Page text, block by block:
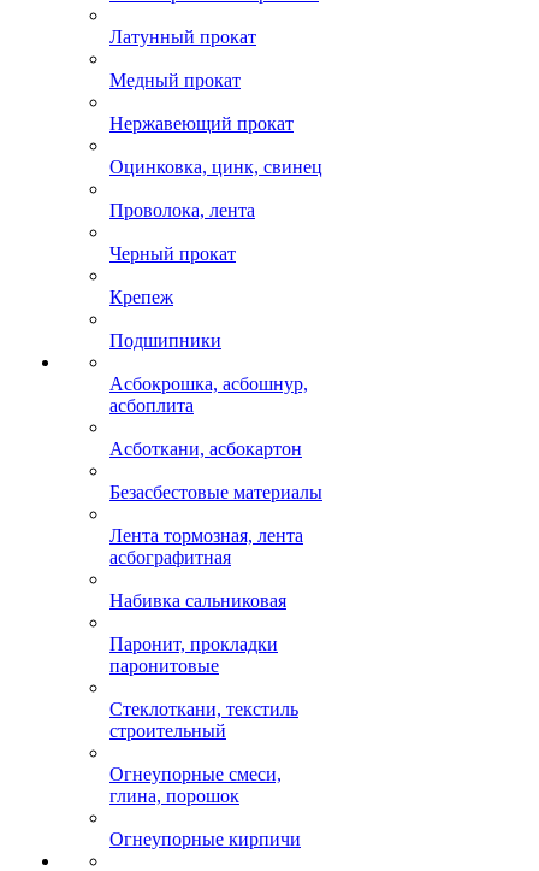
Латунный прокат
Медный прокат
Нержавеющий прокат
Оцинковка, цинк, свинец
Проволока, лента
Черный прокат
Крепеж
Подшипники
Асбокрошка, асбошнур,
асбоплита
Асботкани, асбокартон
Безасбестовые материалы
Лента тормозная, лента
асбографитная
Набивка сальниковая
Паронит, прокладки
паронитовые
Стеклоткани, текстиль
строительный
Огнеупорные смеси,
глина, порошок
Огнеупорные кирпичи